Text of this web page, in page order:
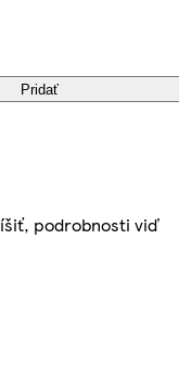
Pridať
podrobnosti viď